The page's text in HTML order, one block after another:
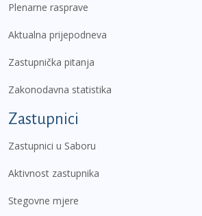
Plenarne rasprave
Aktualna prijepodneva
Zastupnička pitanja
Zakonodavna statistika
Zastupnici
Zastupnici u Saboru
Aktivnost zastupnika
Stegovne mjere